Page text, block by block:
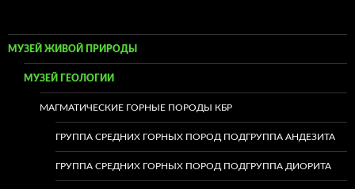
МУЗЕЙ ЖИВОЙ ПРИРОДЫ
МУЗЕЙ ГЕОЛОГИИ
МАГМАТИЧЕСКИЕ ГОРНЫЕ ПОРОДЫ КБР
ГРУППА СРЕДНИХ ГОРНЫХ ПОРОД ПОДГРУППА АНДЕЗИТА
ГРУППА СРЕДНИХ ГОРНЫХ ПОРОД ПОДГРУППА ДИОРИТА